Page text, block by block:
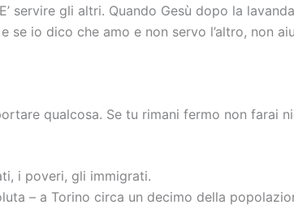
servire gli altri. Quando Gesù dopo la
io dico che amo e non servo l’altro, non
qualcosa. Se tu rimani fermo non farai
i poveri, gli immigrati.
– a Torino circa un decimo della